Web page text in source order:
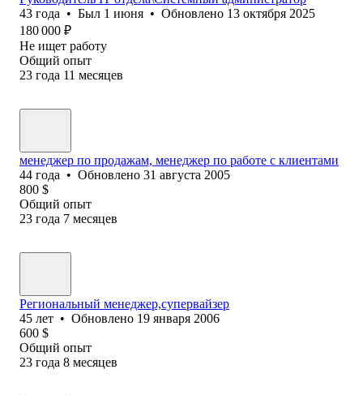
43 года • Был 1 июня • Обновлено 13 октября 2025
180 000 ₽
Не ищет работу
Общий опыт
23 года 11 месяцев
менеджер по продажам, менеджер по работе с клиентами
44 года • Обновлено 31 августа 2005
800 $
Общий опыт
23 года 7 месяцев
Региональный менеджер,супервайзер
45 лет • Обновлено 19 января 2006
600 $
Общий опыт
23 года 8 месяцев